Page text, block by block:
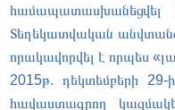
Տեղեկատվական
որակավորվել է որպես
2015թ. դեկտեմբերի
հավաստագրող